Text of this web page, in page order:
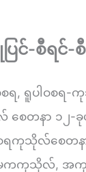
ြင်-စီရင်
စရ, ရူပါဝစရ
ေတနာ ၁၂-
ရကုသိုလ်စေတန
ကကုသိုလ်, အကု